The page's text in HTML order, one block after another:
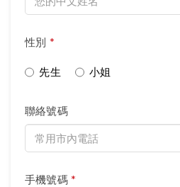
性別 *
先生 小姐
聯絡號碼
手機號碼 *